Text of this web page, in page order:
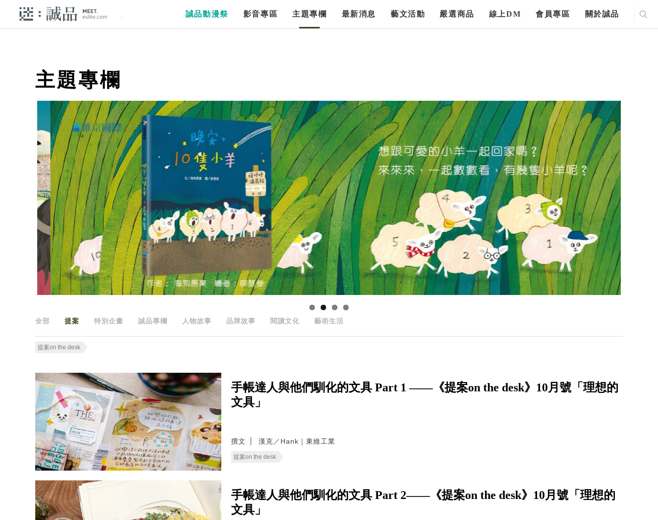
誠品動漫祭 影音專區 主題專欄 最新消息 藝文活動 嚴選商品 線上DM 會員專區 關於誠品
主題專欄
全部 提案 特別企畫 誠品專欄 人物故事 品牌故事 閱讀文化 藝術生活
提案on the desk
手帳達人與他們馴化的文具 Part 1 ——《提案on the desk》10月號「理想的
文具」
撰文 漢克／Hank｜東維工業
提案on the desk
手帳達人與他們馴化的文具 Part 2——《提案on the desk》10月號「理想的
文具」